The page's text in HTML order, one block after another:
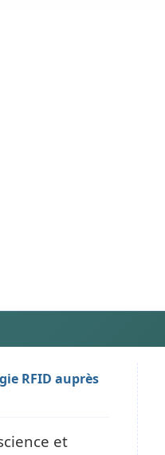
RFID auprès
et